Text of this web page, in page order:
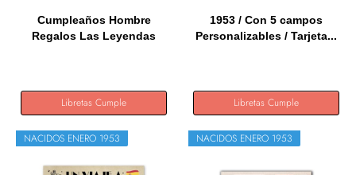
Cumpleaños Hombre
Regalos Las Leyendas
Libretas Cumple
1953 / Con 5 campos
Personalizables / Tarjeta...
Libretas Cumple
NACIDOS ENERO 1953 NACIDOS ENERO 1953